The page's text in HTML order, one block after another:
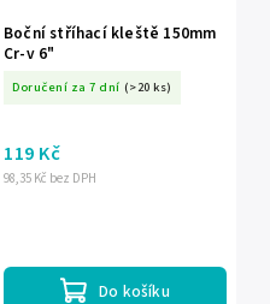
Boční stříhací kleště 150mm
Cr-v 6"
Doručení za 7 dní (>20 ks)
98,35 Kč bez DPH
119 Kč
Do košíku